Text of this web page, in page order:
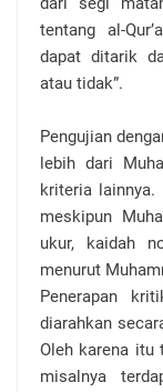
tentang al-
dapat ditarik
atau tidak”.
Pengujian
lebih dari
kriteria lainnya.
meskipun
ukur, kaidah
menurut
Penerapan
diarahkan
Oleh karena itu
misalnya